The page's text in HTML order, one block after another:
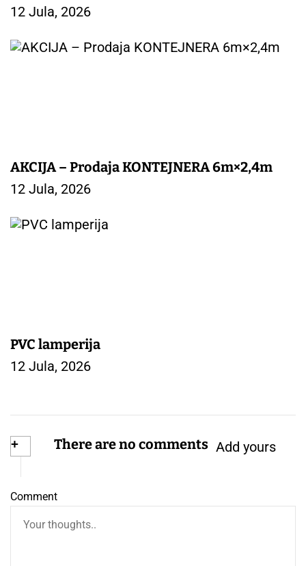
12 Jula, 2026
AKCIJA – Prodaja KONTEJNERA 6m×2,4m
12 Jula, 2026
PVC lamperija
12 Jula, 2026
+ There are no comments Add yours
Comment